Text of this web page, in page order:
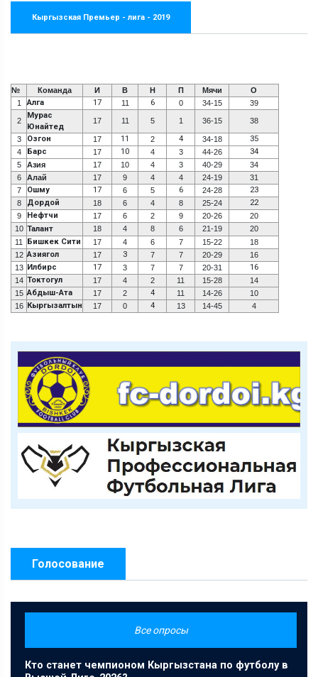
Кыргызская Премьер - лига - 2019
№ Команда И В Н П Мячи
О
1
Алга 17 11 6 0 34-15 39
2
Мурас
Юнайтед
17 11 5 1 36-15 38
3 Озгон 17 11 2 4 34-18 35
4 Барс 17 10 4 3 44-26 34
5 Азия 17 10 4 3 40-29
34
6
Алай 17 9 4 4 24-19
31
7
Ошму 17 6 5 6 24-28 23
8 Дордой 18 6 4 8 25-24 22
9 Нефтчи 17 6 2 9 20-26
20
10 Талант 18 4 8 6 21-19
20
11
Бишкек Сити 17 4 6 7 15-22
18
12 Азиягол 17 3 7 7 20-29
16
13 Илбирс 17 3 7 7 20-31 16
14 Токтогул 17 4 2 11 15-28
14
15 Абдыш-Ата 17 2 4 11 14-26
10
16 Кыргызалтын 17 0 4 13 14-45 4
Голосование
Все опросы
Кто станет чемпионом Кыргызстана по футболу в